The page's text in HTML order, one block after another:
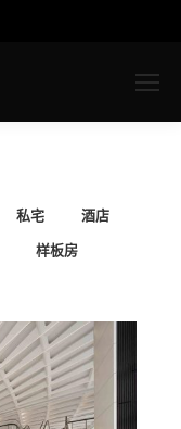
私宅 酒店
样板房